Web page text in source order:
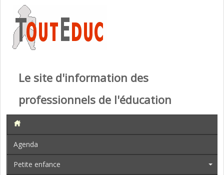
Le site d'information des
professionnels de l'éducation
Agenda
Petite enfance